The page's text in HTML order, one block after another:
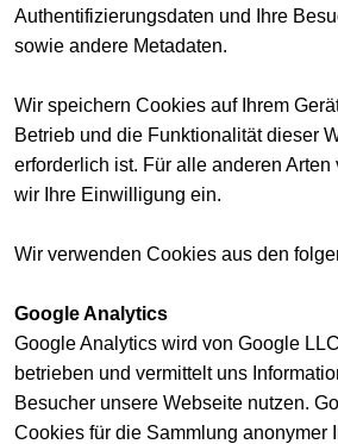
Authentifizierungsdaten und Ihre
sowie andere Metadaten.
Wir speichern Cookies auf Ihrem
Betrieb und die Funktionalität dieser
erforderlich ist. Für alle anderen
wir Ihre Einwilligung ein.
Wir verwenden Cookies aus den
Google Analytics
Google Analytics wird von Google
betrieben und vermittelt uns
Besucher unsere Webseite nutzen.
Cookies für die Sammlung anonymer